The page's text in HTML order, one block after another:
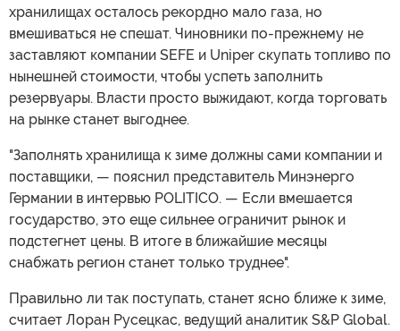
хранилищах осталось рекордно мало газа, но
вмешиваться не спешат. Чиновники по-прежнему не
заставляют компании SEFE и Uniper скупать топливо по
нынешней стоимости, чтобы успеть заполнить
резервуары. Власти просто выжидают, когда торговать
на рынке станет выгоднее.
"Заполнять хранилища к зиме должны сами компании и
поставщики, — пояснил представитель Минэнерго
Германии в интервью POLITICO. — Если вмешается
государство, это еще сильнее ограничит рынок и
подстегнет цены. В итоге в ближайшие месяцы
снабжать регион станет только труднее".
Правильно ли так поступать, станет ясно ближе к зиме,
считает Лоран Русецкас, ведущий аналитик S&P Global.